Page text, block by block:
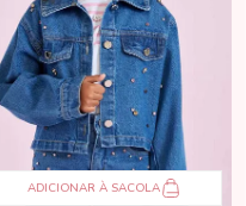
ADICIONAR À SACOLA